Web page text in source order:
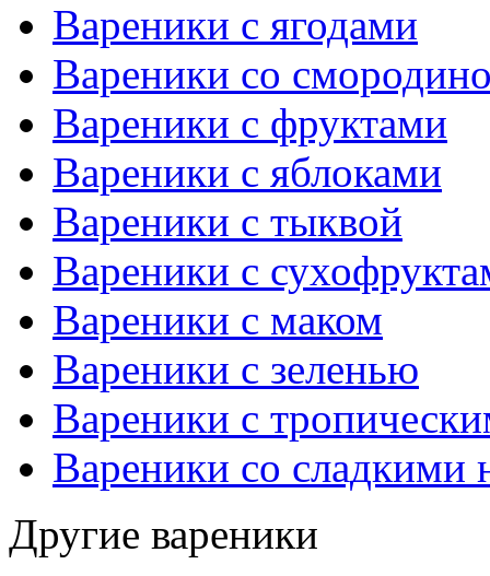
Вареники с ягодами
Вареники со
Вареники с фруктами
Вареники с яблоками
Вареники с тыквой
Вареники с
Вареники с маком
Вареники с зеленью
Вареники с
Вареники со сладкими
Другие вареники